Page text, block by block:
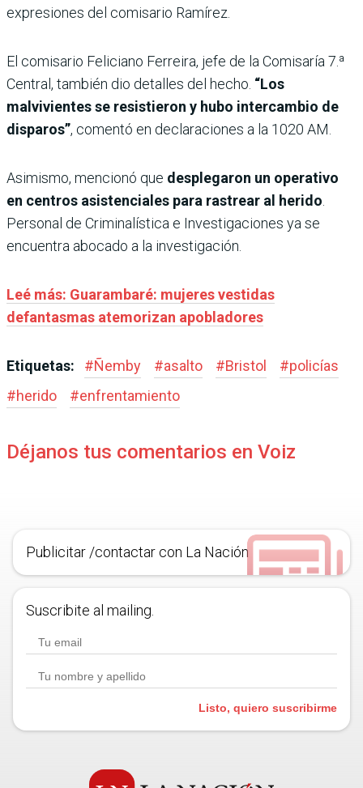
expresiones del comisario Ramírez.
El comisario Feliciano Ferreira, jefe de la Comisaría 7.ª
Central, también dio detalles del hecho. “Los
malvivientes se resistieron y hubo intercambio de
disparos”, comentó en declaraciones a la 1020 AM.
Asimismo, mencionó que desplegaron un operativo
en centros asistenciales para rastrear al herido.
Personal de Criminalística e Investigaciones ya se
encuentra abocado a la investigación.
Leé más: Guarambaré: mujeres vestidas
defantasmas atemorizan apobladores
Etiquetas: #Ñemby #asalto #Bristol #policías
#herido #enfrentamiento
Déjanos tus comentarios en Voiz
Publicitar /contactar con La Nación
Suscribite al mailing.
Listo, quiero suscribirme